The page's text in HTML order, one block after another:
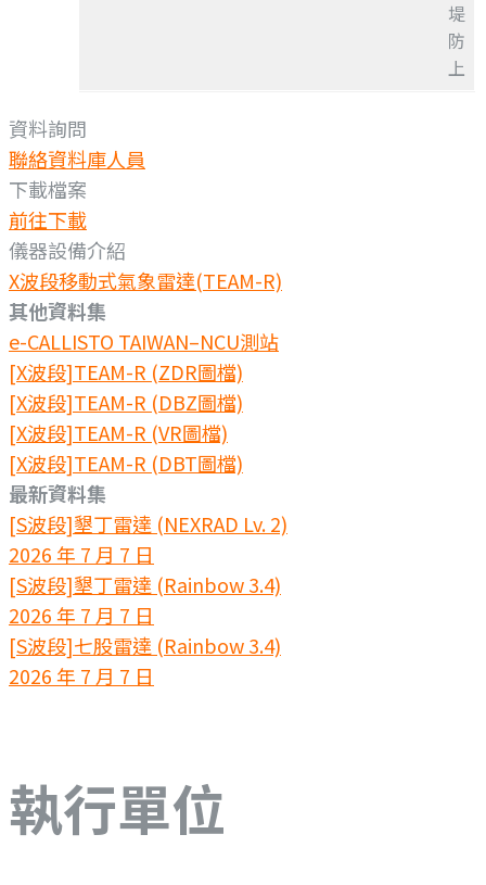
堤
防
上
資料詢問
聯絡資料庫人員
下載檔案
前往下載
儀器設備介紹
X波段移動式氣象雷達(TEAM-R)
其他資料集
e-CALLISTO TAIWAN–NCU測站
[X波段]TEAM-R (ZDR圖檔)
[X波段]TEAM-R (DBZ圖檔)
[X波段]TEAM-R (VR圖檔)
[X波段]TEAM-R (DBT圖檔)
最新資料集
[S波段]墾丁雷達 (NEXRAD Lv. 2)
2026 年 7 月 7 日
[S波段]墾丁雷達 (Rainbow 3.4)
2026 年 7 月 7 日
[S波段]七股雷達 (Rainbow 3.4)
2026 年 7 月 7 日
執行單位